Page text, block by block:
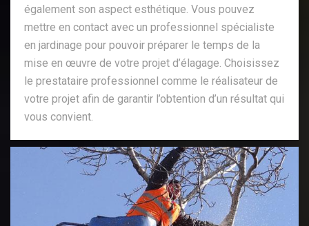
également son aspect esthétique. Vous pouvez
mettre en contact avec un professionnel spécialiste
en jardinage pour pouvoir préparer le temps de la
mise en œuvre de votre projet d’élagage. Choisissez
le prestataire professionnel comme le réalisateur de
votre projet afin de garantir l’obtention d’un résultat qui
vous convient.